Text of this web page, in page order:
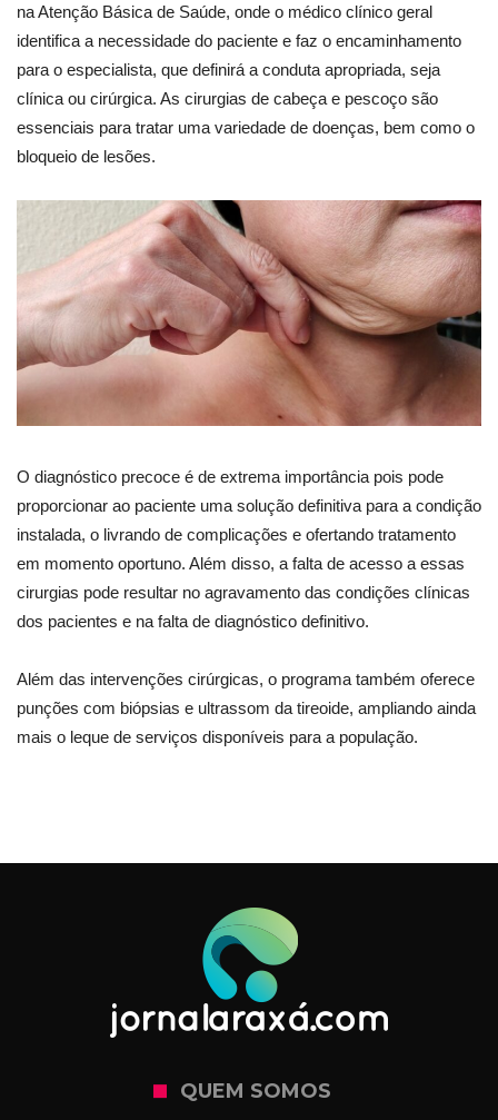
na Atenção Básica de Saúde, onde o médico clínico geral
identifica a necessidade do paciente e faz o encaminhamento
para o especialista, que definirá a conduta apropriada, seja
clínica ou cirúrgica. As cirurgias de cabeça e pescoço são
essenciais para tratar uma variedade de doenças, bem como o
bloqueio de lesões.
O diagnóstico precoce é de extrema importância pois pode
proporcionar ao paciente uma solução definitiva para a condição
instalada, o livrando de complicações e ofertando tratamento
em momento oportuno. Além disso, a falta de acesso a essas
cirurgias pode resultar no agravamento das condições clínicas
dos pacientes e na falta de diagnóstico definitivo.
Além das intervenções cirúrgicas, o programa também oferece
punções com biópsias e ultrassom da tireoide, ampliando ainda
mais o leque de serviços disponíveis para a população.
QUEM SOMOS